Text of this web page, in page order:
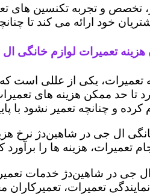
تخصص و تجربه تکنسین های
خود ارائه می کند تا
هزینه تعمیرات لوازم خانگی
تعمیرات، یکی از عللی
تا حد ممکن هزینه های
کرده و چنانچه تعمیر نشود با
ال جی در شاهین‌دژ نرخ
تعمیرات، هزینه ها را
جی در شاهین‌دژ خدمات
تعمیرات،